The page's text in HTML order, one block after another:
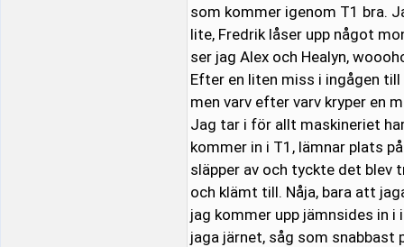
som kommer igenom T1 bra.
lite, Fredrik låser upp något
ser jag Alex och Healyn,
Efter en liten miss i ingågen
men varv efter varv kryper en
Jag tar i för allt maskineriet
kommer in i T1, lämnar plats
släpper av och tyckte det blev
och klämt till. Nåja, bara att
jag kommer upp jämnsides in
jaga järnet, såg som